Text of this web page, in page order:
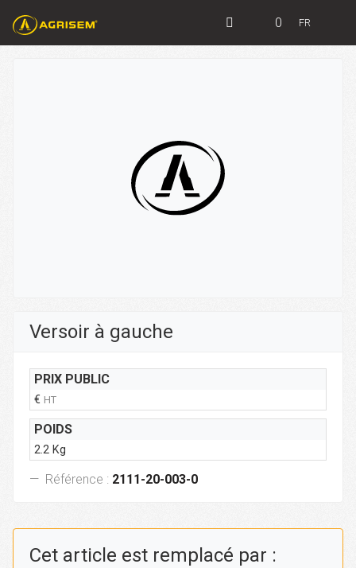
0 FR
Versoir à gauche
PRIX PUBLIC
€ HT
POIDS
2.2 Kg
Référence : 2111-20-003-0
Cet article est remplacé par :